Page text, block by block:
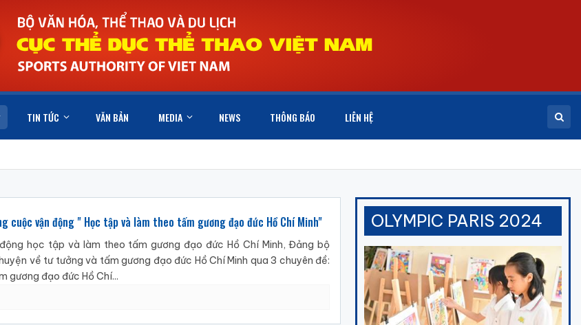
TIN TỨC VĂN BẢN MEDIA NEWS THÔNG BÁO LIÊN HỆ
cuộc vận động " Học tập và làm theo tấm gương đạo đức Hồ Chí Minh"
học tập và làm theo tấm gương đạo đức Hồ Chí Minh, Đảng bộ
về tư tưởng và tấm gương đạo đức Hồ Chí Minh qua 3 chuyên đề:
gương đạo đức Hồ Chí...
OLYMPIC PARIS 2024